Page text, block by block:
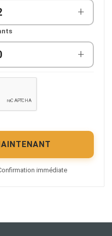
+
+
immédiate